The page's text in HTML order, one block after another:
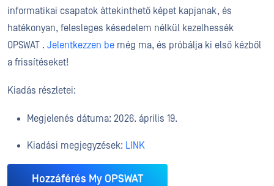
informatikai csapatok áttekinthető képet kapjanak, és
hatékonyan, felesleges késedelem nélkül kezelhessék
OPSWAT . Jelentkezzen be még ma, és próbálja ki első kézből
a frissítéseket!
Kiadás részletei:
Megjelenés dátuma: 2026. április 19.
Kiadási megjegyzések: LINK
Hozzáférés My OPSWAT